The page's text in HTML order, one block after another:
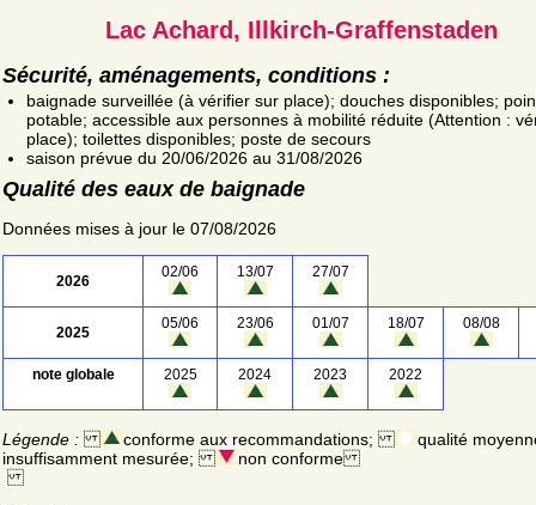
Lac Achard, Illkirch-Graffenstaden
Sécurité, aménagements, conditions :
baignade surveillée (à vérifier sur place); douches disponibles;
potable; accessible aux personnes à mobilité réduite (Attention :
place); toilettes disponibles; poste de secours
saison prévue du 20/06/2026 au 31/08/2026
Qualité des eaux de baignade
Données mises à jour le 07/08/2026
2026
02/06 13/07 27/07
2025
05/06 23/06 01/07 18/07 08/08
note globale 2025 2024 2023 2022
Légende : conforme aux recommandations;
qualité
insuffisamment mesurée;
non conforme